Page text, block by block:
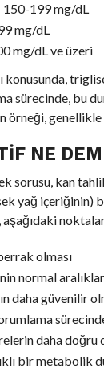
150-199 mg/dL
mg/dL
mg/dL ve üzeri
konusunda,
sürecinde, bu
genellikle
NE
sorusu, kan
yağ içeriğinin)
olması
normal
daha güvenilir
daha doğru
bir metabolik